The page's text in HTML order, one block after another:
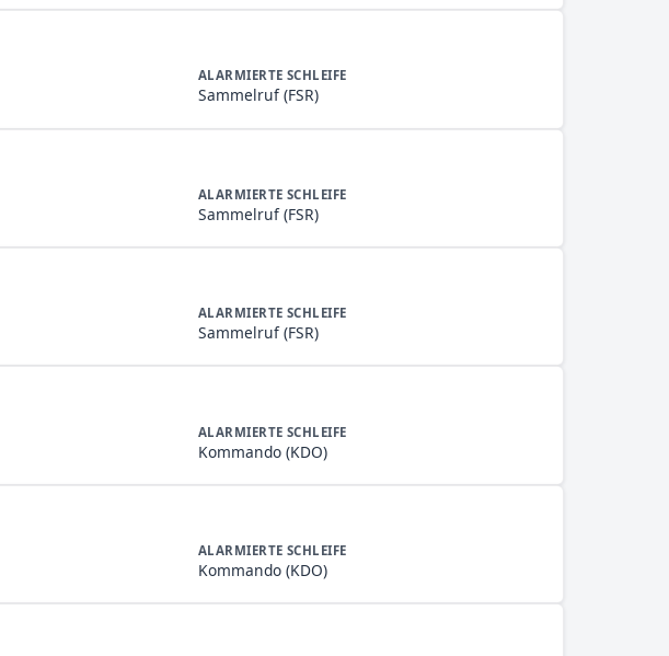
ALARMIERTE SCHLEIFE
Sammelruf (FSR)
ALARMIERTE SCHLEIFE
Sammelruf (FSR)
ALARMIERTE SCHLEIFE
Sammelruf (FSR)
ALARMIERTE SCHLEIFE
Kommando (KDO)
ALARMIERTE SCHLEIFE
Kommando (KDO)